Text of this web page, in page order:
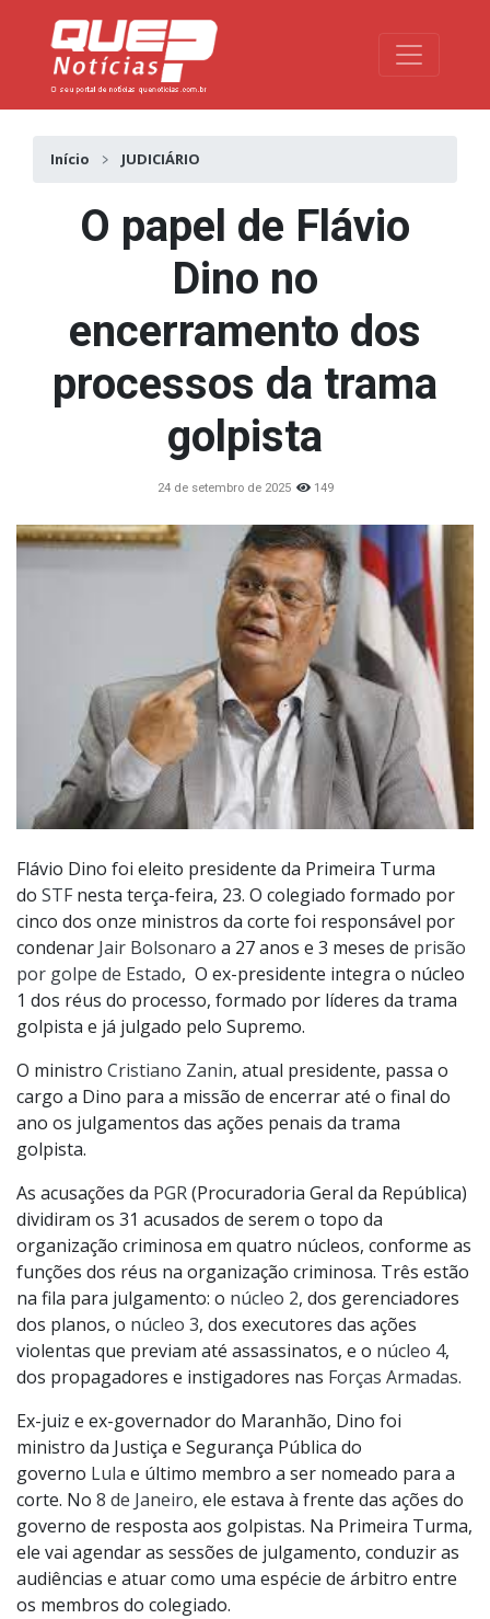
Toggle
Início JUDICIÁRIO
O papel de Flávio
Dino no
encerramento dos
processos da trama
golpista
24 de setembro de 2025 149
Flávio Dino foi eleito presidente da Primeira Turma
do STF nesta terça-feira, 23. O colegiado formado por
cinco dos onze ministros da corte foi responsável por
condenar Jair Bolsonaro a 27 anos e 3 meses de prisão
por golpe de Estado, O ex-presidente integra o núcleo
1 dos réus do processo, formado por líderes da trama
golpista e já julgado pelo Supremo.
O ministro Cristiano Zanin, atual presidente, passa o
cargo a Dino para a missão de encerrar até o final do
ano os julgamentos das ações penais da trama
golpista.
As acusações da PGR(Procuradoria Geral da República)
dividiram os 31 acusados de serem o topo da
organização criminosa em quatro núcleos, conforme as
funções dos réus na organização criminosa. Três estão
na fila para julgamento: o núcleo 2, dos gerenciadores
dos planos, o núcleo 3, dos executores das ações
violentas que previam até assassinatos, e o núcleo 4,
dos propagadores e instigadores nas Forças Armadas.
Ex-juiz e ex-governador do Maranhão, Dino foi
ministro da Justiça e Segurança Pública do
governo Lula e último membro a ser nomeado para a
corte. No 8 de Janeiro, ele estava à frente das ações do
governo de resposta aos golpistas. Na Primeira Turma,
ele vai agendar as sessões de julgamento, conduzir as
audiências e atuar como uma espécie de árbitro entre
os membros do colegiado.